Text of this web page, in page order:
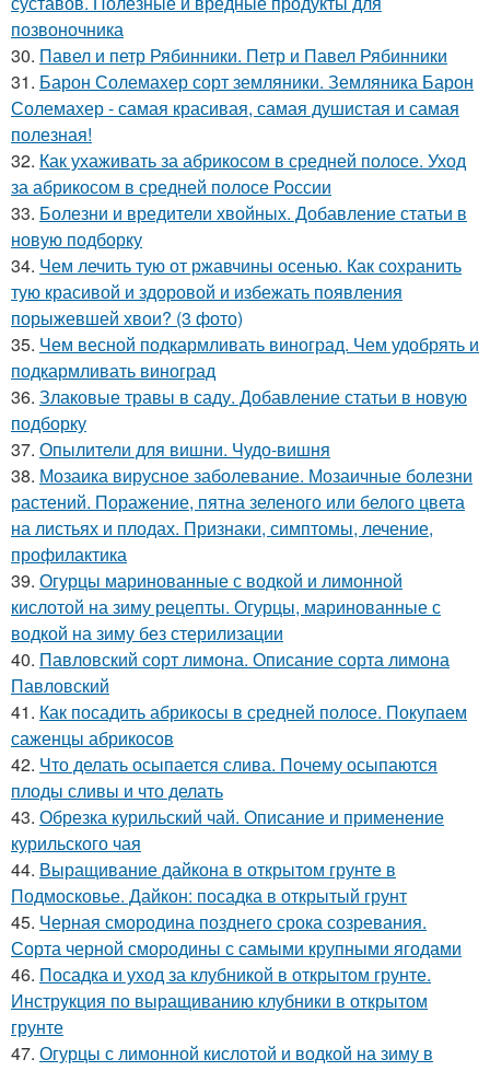
позвоночника
30. Павел и петр Рябинники. Петр и Павел Рябинники
31. Барон Солемахер сорт земляники. Земляника Барон
Солемахер - самая красивая, самая душистая и самая
полезная!
32. Как ухаживать за абрикосом в средней полосе. Уход
за абрикосом в средней полосе России
33. Болезни и вредители хвойных. Добавление статьи в
новую подборку
34. Чем лечить тую от ржавчины осенью. Как сохранить
тую красивой и здоровой и избежать появления
порыжевшей хвои? (3 фото)
35. Чем весной подкармливать виноград. Чем удобрять и
подкармливать виноград
36. Злаковые травы в саду. Добавление статьи в новую
подборку
37. Опылители для вишни. Чудо-вишня
38. Мозаика вирусное заболевание. Мозаичные болезни
растений. Поражение, пятна зеленого или белого цвета
на листьях и плодах. Признаки, симптомы, лечение,
профилактика
39. Огурцы маринованные с водкой и лимонной
кислотой на зиму рецепты. Огурцы, маринованные с
водкой на зиму без стерилизации
40. Павловский сорт лимона. Описание сорта лимона
Павловский
41. Как посадить абрикосы в средней полосе. Покупаем
саженцы абрикосов
42. Что делать осыпается слива. Почему осыпаются
плоды сливы и что делать
43. Обрезка курильский чай. Описание и применение
курильского чая
44. Выращивание дайкона в открытом грунте в
Подмосковье. Дайкон: посадка в открытый грунт
45. Черная смородина позднего срока созревания.
Сорта черной смородины с самыми крупными ягодами
46. Посадка и уход за клубникой в открытом грунте.
Инструкция по выращиванию клубники в открытом
грунте
47. Огурцы с лимонной кислотой и водкой на зиму в